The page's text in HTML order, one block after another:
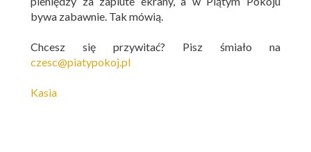
bywa zabawnie. Tak mówią.
Chcesz się przywitać? Pisz śmiało na
czesc@piatypokoj.pl
Kasia